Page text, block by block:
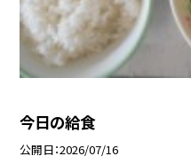
今日の給食
公開日 2026/07/16